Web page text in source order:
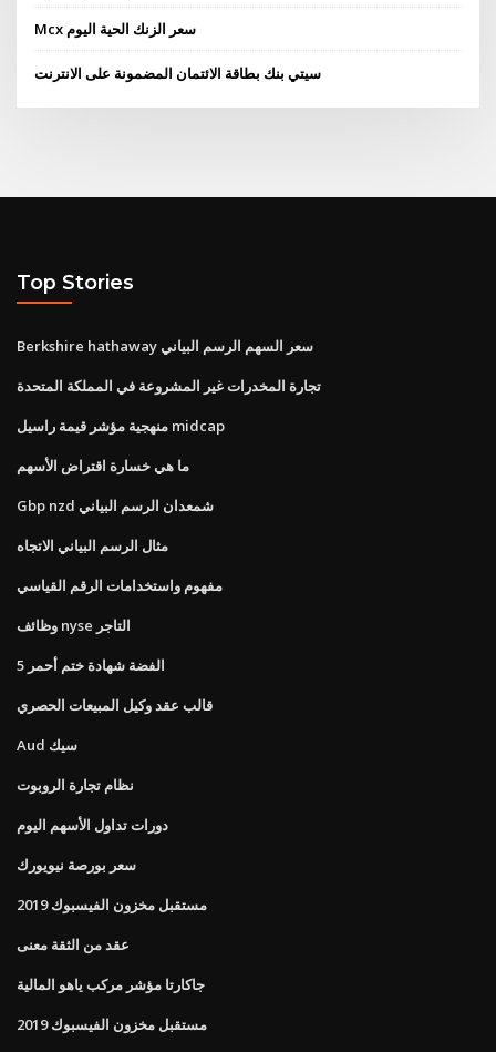
Mcx سعر الزنك الحية اليوم
سيتي بنك بطاقة الائتمان المضمونة على الانترنت
Top Stories
Berkshire hathaway سعر السهم الرسم البياني
تجارة المخدرات غير المشروعة في المملكة المتحدة
منهجية مؤشر قيمة راسيل midcap
ما هي خسارة اقتراض الأسهم
Gbp nzd شمعدان الرسم البياني
مثال الرسم البياني الاتجاه
مفهوم واستخدامات الرقم القياسي
وظائف nyse التاجر
5 الفضة شهادة ختم أحمر
قالب عقد وكيل المبيعات الحصري
Aud سيك
نظام تجارة الروبوت
دورات تداول الأسهم اليوم
سعر بورصة نيويورك
مستقبل مخزون الفيسبوك 2019
عقد من الثقة معنى
جاكارتا مؤشر مركب ياهو المالية
مستقبل مخزون الفيسبوك 2019